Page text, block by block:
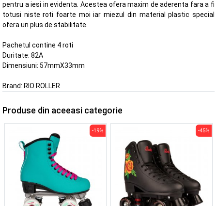
pentru a iesi in evidenta. Acestea ofera maxim de aderenta fara a fi
totusi niste roti foarte moi iar miezul din material plastic special
ofera un plus de stabilitate.
Pachetul contine 4 roti
Duritate: 82A
Dimensiuni: 57mmX33mm
Brand: RIO ROLLER
Produse din aceeasi categorie
-19% -45%